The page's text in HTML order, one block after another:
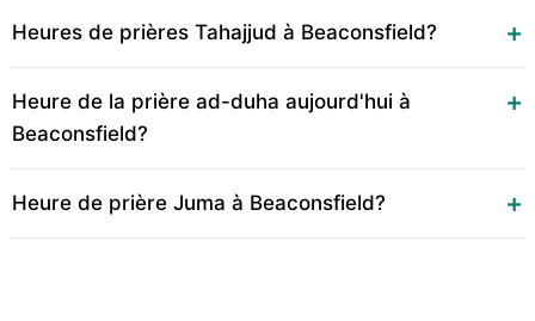
Heures de prières Tahajjud à Beaconsfield?
Heure de la prière ad-duha aujourd'hui à
Beaconsfield?
Heure de prière Juma à Beaconsfield?